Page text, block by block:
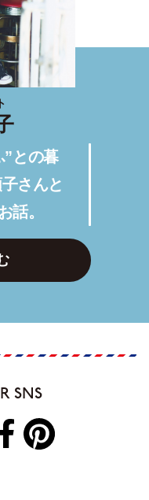
”との暮
さんと
話。
SNS